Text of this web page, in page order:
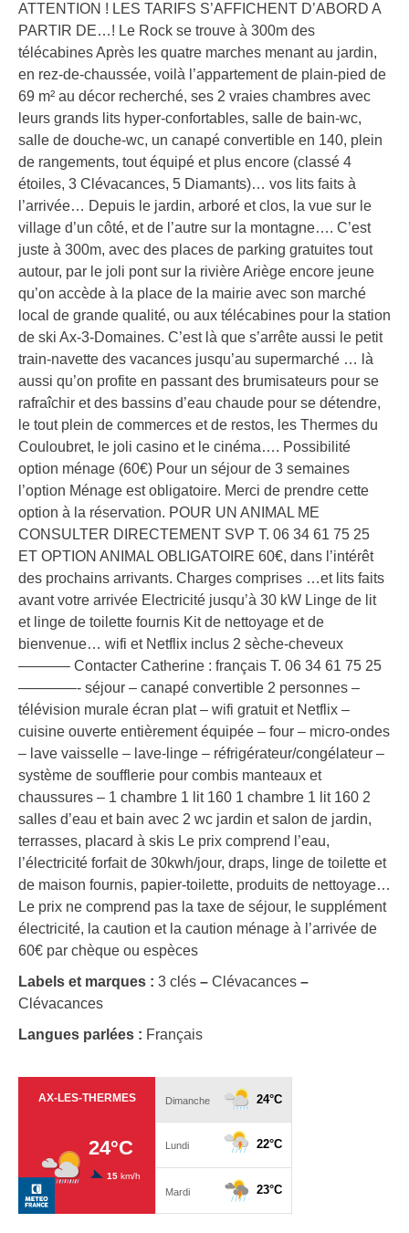
ATTENTION ! LES TARIFS S’AFFICHENT D’ABORD A
PARTIR DE…! Le Rock se trouve à 300m des
télécabines Après les quatre marches menant au jardin,
en rez-de-chaussée, voilà l’appartement de plain-pied de
69 m² au décor recherché, ses 2 vraies chambres avec
leurs grands lits hyper-confortables, salle de bain-wc,
salle de douche-wc, un canapé convertible en 140, plein
de rangements, tout équipé et plus encore (classé 4
étoiles, 3 Clévacances, 5 Diamants)… vos lits faits à
l’arrivée… Depuis le jardin, arboré et clos, la vue sur le
village d’un côté, et de l’autre sur la montagne…. C’est
juste à 300m, avec des places de parking gratuites tout
autour, par le joli pont sur la rivière Ariège encore jeune
qu’on accède à la place de la mairie avec son marché
local de grande qualité, ou aux télécabines pour la station
de ski Ax-3-Domaines. C’est là que s’arrête aussi le petit
train-navette des vacances jusqu’au supermarché … là
aussi qu’on profite en passant des brumisateurs pour se
rafraîchir et des bassins d’eau chaude pour se détendre,
le tout plein de commerces et de restos, les Thermes du
Couloubret, le joli casino et le cinéma…. Possibilité
option ménage (60€) Pour un séjour de 3 semaines
l’option Ménage est obligatoire. Merci de prendre cette
option à la réservation. POUR UN ANIMAL ME
CONSULTER DIRECTEMENT SVP T. 06 34 61 75 25
ET OPTION ANIMAL OBLIGATOIRE 60€, dans l’intérêt
des prochains arrivants. Charges comprises …et lits faits
avant votre arrivée Electricité jusqu’à 30 kW Linge de lit
et linge de toilette fournis Kit de nettoyage et de
bienvenue… wifi et Netflix inclus 2 sèche-cheveux
———– Contacter Catherine : français T. 06 34 61 75 25
————- séjour – canapé convertible 2 personnes –
télévision murale écran plat – wifi gratuit et Netflix –
cuisine ouverte entièrement équipée – four – micro-ondes
– lave vaisselle – lave-linge – réfrigérateur/congélateur –
système de soufflerie pour combis manteaux et
chaussures – 1 chambre 1 lit 160 1 chambre 1 lit 160 2
salles d’eau et bain avec 2 wc jardin et salon de jardin,
terrasses, placard à skis Le prix comprend l’eau,
l’électricité forfait de 30kwh/jour, draps, linge de toilette et
de maison fournis, papier-toilette, produits de nettoyage…
Le prix ne comprend pas la taxe de séjour, le supplément
électricité, la caution et la caution ménage à l’arrivée de
60€ par chèque ou espèces
Labels et marques : 3 clés – Clévacances –
Clévacances
Langues parlées : Français